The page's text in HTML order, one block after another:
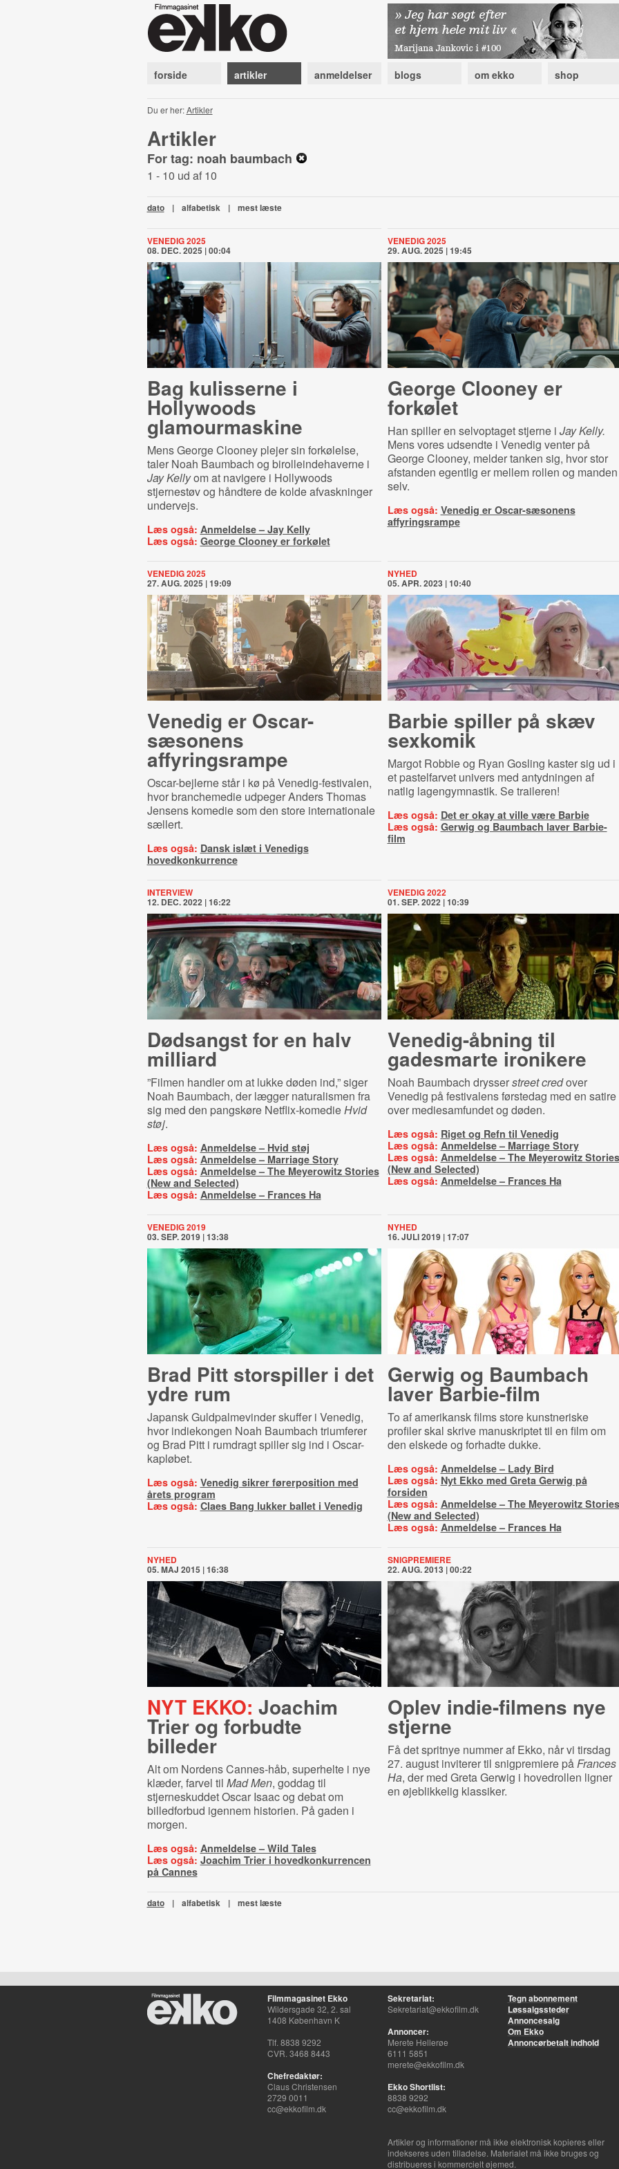
forside artikler anmeldelser blogs om ekko shop
Du er her:Artikler
Artikler
For tag: noah baumbach
1 - 10 ud af 10
dato | alfabetisk | mest læste
VENEDIG 2025
08. DEC. 2025 | 00:04
Bag kulisserne i
Hollywoods
glamourmaskine
Mens George Clooney plejer sin forkølelse,
taler Noah Baumbach og birolleindehaverne i
Jay Kellyom at navigere i Hollywoods
stjernestøv og håndtere de kolde afvaskninger
undervejs.
Læs også: Anmeldelse – Jay Kelly
Læs også: George Clooney er forkølet
VENEDIG 2025
29. AUG. 2025 | 19:45
George Clooney er
forkølet
Han spiller en selvoptaget stjerne i Jay Kelly.
Mens vores udsendte i Venedig venter på
George Clooney, melder tanken sig, hvor stor
afstanden egentlig er mellem rollen og manden
selv.
Læs også: Venedig er Oscar-sæsonens
affyringsrampe
VENEDIG 2025
27. AUG. 2025 | 19:09
Venedig er Oscar-
sæsonens
affyringsrampe
Oscar-bejlerne står i kø på Venedig-festivalen,
hvor branchemedie udpeger Anders Thomas
Jensens komedie som den store internationale
sællert.
Læs også: Dansk islæt i Venedigs
hovedkonkurrence
NYHED
05. APR. 2023 | 10:40
Barbie spiller på skæv
sexkomik
Margot Robbie og Ryan Gosling kaster sig ud i
et pastelfarvet univers med antydningen af
natlig lagengymnastik. Se traileren!
Læs også: Det er okay at ville være Barbie
Læs også: Gerwig og Baumbach laver Barbie-
film
INTERVIEW
12. DEC. 2022 | 16:22
Dødsangst for en halv
milliard
”Filmen handler om at lukke døden ind,” siger
Noah Baumbach, der lægger naturalismen fra
sig med den pangskøre Netflix-komedieHvid
støj.
Læs også: Anmeldelse – Hvid støj
Læs også: Anmeldelse – Marriage Story
Læs også: Anmeldelse – The Meyerowitz Stories
(New and Selected)
Læs også: Anmeldelse – Frances Ha
VENEDIG 2022
01. SEP. 2022 | 10:39
Venedig-åbning til
gadesmarte ironikere
Noah Baumbach drysserstreet credover
Venedig på festivalens førstedag med en satire
over mediesamfundet og døden.
Læs også: Riget og Refn til Venedig
Læs også: Anmeldelse – Marriage Story
Læs også: Anmeldelse – The Meyerowitz Stories
(New and Selected)
Læs også: Anmeldelse – Frances Ha
VENEDIG 2019
03. SEP. 2019 | 13:38
Brad Pitt storspiller i det
ydre rum
Japansk Guldpalmevinder skuffer i Venedig,
hvor indiekongen Noah Baumbach triumferer
og Brad Pitt i rumdragt spiller sig ind i Oscar-
kapløbet.
Læs også: Venedig sikrer førerposition med
årets program
Læs også: Claes Bang lukker ballet i Venedig
NYHED
16. JULI 2019 | 17:07
Gerwig og Baumbach
laver Barbie-film
To af amerikansk films store kunstneriske
profiler skal skrive manuskriptet til en film om
den elskede og forhadte dukke.
Læs også: Anmeldelse – Lady Bird
Læs også: Nyt Ekko med Greta Gerwig på
forsiden
Læs også: Anmeldelse – The Meyerowitz Stories
(New and Selected)
Læs også: Anmeldelse – Frances Ha
NYHED
05. MAJ 2015 | 16:38
NYT EKKO: Joachim
Trier og forbudte
billeder
Alt om Nordens Cannes-håb, superhelte i nye
klæder, farvel til Mad Men, goddag til
stjerneskuddet Oscar Isaac og debat om
billedforbud igennem historien. På gaden i
morgen.
Læs også: Anmeldelse – Wild Tales
Læs også: Joachim Trier i hovedkonkurrencen
på Cannes
SNIGPREMIERE
22. AUG. 2013 | 00:22
Oplev indie-filmens nye
stjerne
Få det spritnye nummer af Ekko, når vi tirsdag
27. august inviterer til snigpremiere påFrances
Ha, der med Greta Gerwig i hovedrollen ligner
en øjeblikkelig klassiker.
dato | alfabetisk | mest læste
Filmmagasinet Ekko
Wildersgade 32, 2. sal
1408 København K
Tlf. 8838 9292
CVR. 3468 8443
Chefredaktør:
Claus Christensen
2729 0011
cc@ekkofilm.dk
Sekretariat:
Sekretariat@ekkofilm.dk
Annoncer:
Merete Hellerøe
6111 5851
merete@ekkofilm.dk
Ekko Shortlist:
8838 9292
cc@ekkofilm.dk
Tegn abonnement
Løssalgssteder
Annoncesalg
Om Ekko
Annoncørbetalt indhold
Artikler og informationer må ikke elektronisk kopieres eller
indekseres uden tilladelse. Materialet må ikke bruges og
distribueres i kommercielt øjemed.